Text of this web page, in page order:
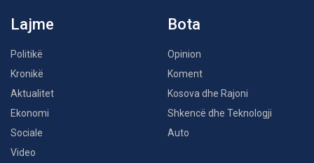
Lajme
Politikë
Kronikë
Aktualitet
Ekonomi
Sociale
Video
Bota
Opinion
Koment
Kosova dhe Rajoni
Shkencë dhe Teknologji
Auto